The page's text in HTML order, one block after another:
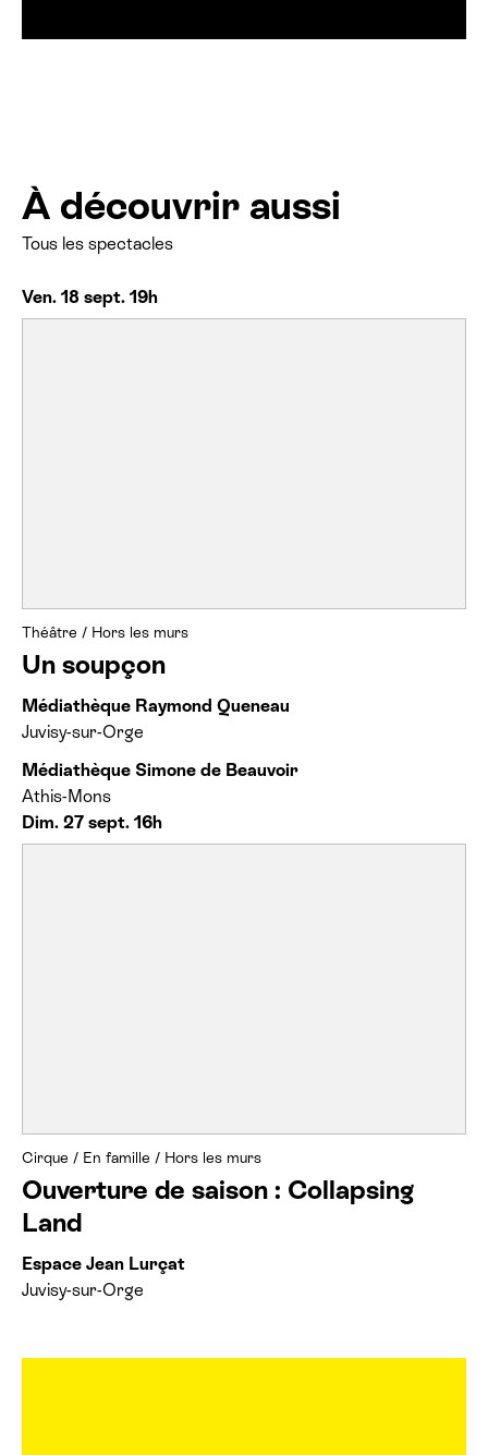
À découvrir aussi
Tous les spectacles
Ven. 18 sept. 19h
Théâtre / Hors les murs
Un soupçon
Médiathèque Raymond Queneau
Juvisy-sur-Orge
Médiathèque Simone de Beauvoir
Athis-Mons
Dim. 27 sept. 16h
Cirque / En famille / Hors les murs
Ouverture de saison : Collapsing
Land
Espace Jean Lurçat
Juvisy-sur-Orge